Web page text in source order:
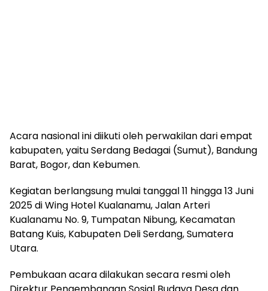
Acara nasional ini diikuti oleh perwakilan dari empat
kabupaten, yaitu Serdang Bedagai (Sumut), Bandung
Barat, Bogor, dan Kebumen.
Kegiatan berlangsung mulai tanggal 11 hingga 13 Juni
2025 di Wing Hotel Kualanamu, Jalan Arteri
Kualanamu No. 9, Tumpatan Nibung, Kecamatan
Batang Kuis, Kabupaten Deli Serdang, Sumatera
Utara.
Pembukaan acara dilakukan secara resmi oleh